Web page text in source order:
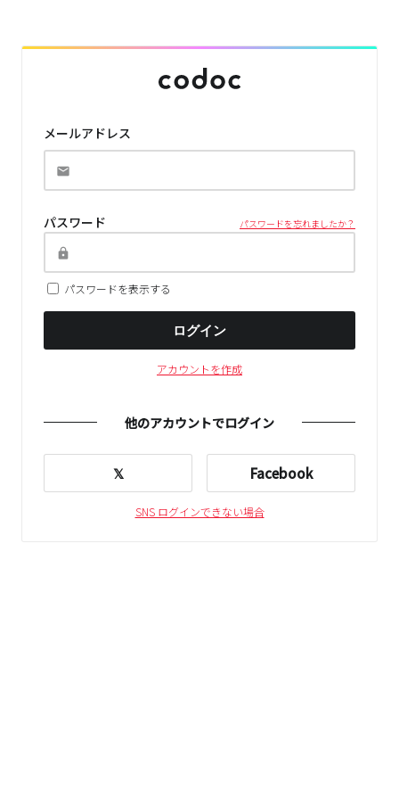
メールアドレス
パスワード パスワードを忘れましたか？
パスワードを表示する
ログイン
アカウントを作成
他のアカウントでログイン
𝕏 Facebook
SNS ログインできない場合